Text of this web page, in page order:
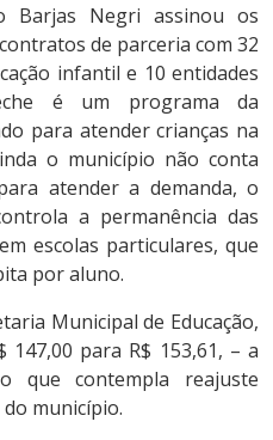
Barjas Negri assinou os
de parceria com 32
infantil e 10 entidades
é um programa da
para atender crianças na
o município não conta
atender a demanda, o
a permanência das
escolas particulares, que
por aluno.
Municipal de Educação,
para R$ 153,61, – a
que contempla reajuste
município.